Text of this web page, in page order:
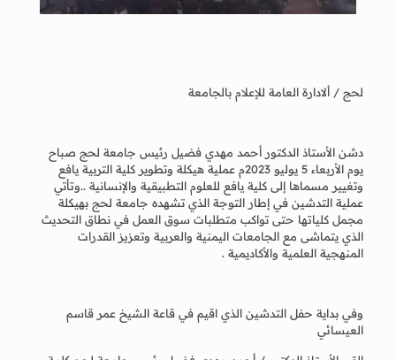
لحج / ألادارة العامة للإعلام بالجامعة
دشن الأستاذ الدكتور أحمد مهدي فضيل رئيس جامعة لحج صباح
يوم الأربعاء 5 يوليو 2023م عملية هيكلة وتطوير كلية التربية يافع
وتغيير مسماها إلى كلية يافع للعلوم التطبيقية والإنسانية ..وتأتي
عملية التدشين في إطار التوجة الذي تشهده جامعة لحج بهيكلة
مجمل كلياتها حتى تواكب متطلبات سوق العمل في نطاق التحديث
الذي يتماشى مع الجامعات اليمنية والعربية وتعزيز القدرات
المنهجية العلمية والأكاديمية .
وفي بداية حفل التدشين الذي اقيم في قاعة الشيخ عمر قاسم
العيسائي